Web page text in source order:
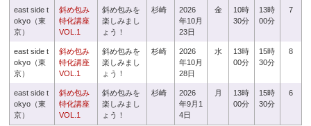
east side t
okyo（東
京）
斜め包み
特化講座
VOL.1
斜め包みを
楽しみまし
ょう！
杉崎
2026
年10月
23日
金
10時
30分
13時
00分
7
east side t
okyo（東
京）
斜め包み
特化講座
VOL.1
斜め包みを
楽しみまし
ょう！
杉崎
2026
年10月
28日
水
13時
00分
15時
30分
8
east side t
okyo（東
京）
斜め包み
特化講座
VOL.1
斜め包みを
楽しみまし
ょう！
杉崎
2026
年9月1
4日
月
13時
00分
15時
30分
6